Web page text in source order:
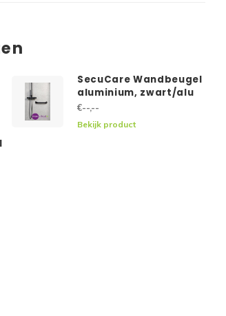
SecuCare Wandbeugel
aluminium, zwart/alu
€--,--
Bekijk product